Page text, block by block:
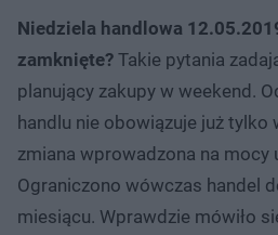
Niedziela handlowa
zamknięte? Takie pytania
planujący zakupy w weekend.
handlu nie obowiązuje już tylko
zmiana wprowadzona na mocy
Ograniczono wówczas handel
miesiącu. Wprawdzie mówiło